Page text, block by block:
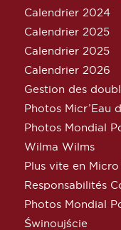
Calendrier 2024
Calendrier 2025
Calendrier 2025
Calendrier 2026
Gestion des
Photos Micr’Eau
Photos Mondial
Wilma Wilms
Plus vite en Micro
Responsabilités
Photos Mondial
Świnoujście